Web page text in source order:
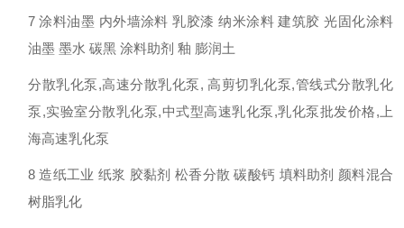
7 涂料油墨 内外墙涂料 乳胶漆 纳米涂料 建筑胶 光固化涂料
油墨 墨水 碳黑 涂料助剂 釉 膨润土
分散乳化泵,高速分散乳化泵, 高剪切乳化泵,管线式分散乳化
泵,实验室分散乳化泵,中式型高速乳化泵,乳化泵批发价格,上
海高速乳化泵
8 造纸工业 纸浆 胶黏剂 松香分散 碳酸钙 填料助剂 颜料混合
树脂乳化